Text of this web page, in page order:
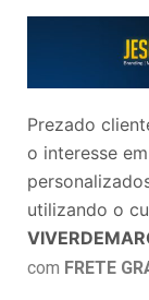
Prezado
o interesse
utilizando o
com FRETE